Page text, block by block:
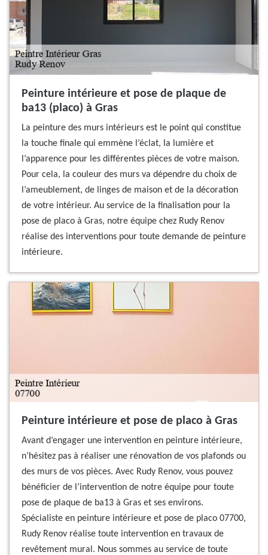
Peinture intérieure et pose de plaque de
ba13 (placo) à Gras
La peinture des murs intérieurs est le point qui constitue
la touche finale qui emmène l’éclat, la lumière et
l’apparence pour les différentes pièces de votre maison.
Pour cela, la couleur des murs va dépendre du choix de
l’ameublement, de linges de maison et de la décoration
de votre intérieur. Au service de la finalisation pour la
pose de placo à Gras, notre équipe chez Rudy Renov
réalise des interventions pour toute demande de peinture
intérieure.
Peinture intérieure et pose de placo à Gras
Avant d’engager une intervention en peinture intérieure,
n’hésitez pas à réaliser une rénovation de vos plafonds ou
des murs de vos pièces. Avec Rudy Renov, vous pouvez
bénéficier de l’intervention de notre équipe pour toute
pose de plaque de ba13 à Gras et ses environs.
Spécialiste en peinture intérieure et pose de placo 07700,
Rudy Renov réalise toute intervention en travaux de
revêtement mural. Nous sommes au service de toute